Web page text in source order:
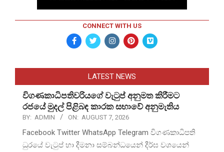
CONNECT WITH US
LATEST NEWS
විගණකාධිපතිවරියගේ වැටුප් අනුමත කිරීමට
රජයේ මුදල් පිළිබඳ කාරක සභාවේ අනුමැතිය
BY: ADMIN ON: AUGUST 7, 2026
Facebook Twitter WhatsApp Telegram විගණකාධිපති
ධුරයේ වැටුප් හා දීමනා සම්බන්ධයෙන් දීර්ඝ වශයෙන්